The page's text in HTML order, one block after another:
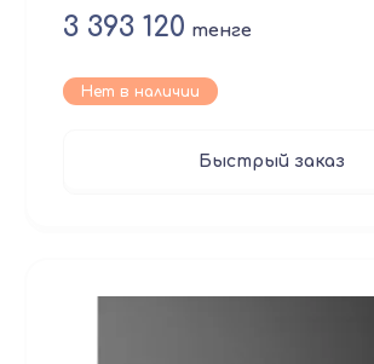
3 393 120 тенге
Нет в наличии
Быстрый заказ